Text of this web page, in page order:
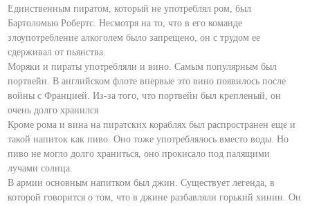
Единственным пиратом, который не употреблял ром, был
Бартоломью Робертс. Несмотря на то, что в его команде
злоупотребление алкоголем было запрещено, он с трудом ее
сдерживал от пьянства.
Моряки и пираты употребляли и вино. Самым популярным был
портвейн. В английском флоте впервые это вино появилось после
войны с Францией. Из-за того, что портвейн был крепленый, он
очень долго хранился
Кроме рома и вина на пиратских кораблях был распространен еще и
такой напиток как пиво. Оно тоже употреблялось вместо воды. Но
пиво не могло долго храниться, оно прокисало под палящими
лучами солнца.
В армии основным напитком был джин. Существует легенда, в
которой говорится о том, что в джине разбавляли горький хинин. Он